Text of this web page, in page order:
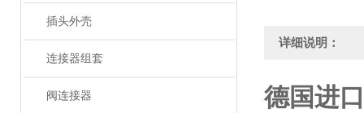
插头外壳
连接器组套
阀连接器
详细说明：
德国进